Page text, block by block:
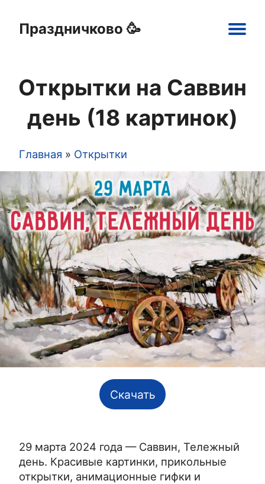
Праздничково 🥳
navigation
Открытки
Картинки
Шаблоны
Праздники
Открытки на Саввин
день (18 картинок)
Строка
навигации
Главная Открытки
Скачать
29 марта 2024 года — Саввин, Тележный
день. Красивые картинки, прикольные
открытки, анимационные гифки и